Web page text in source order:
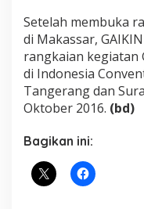
Setelah membuka
di Makassar,
rangkaian kegiatan
di Indonesia
Tangerang dan
Oktober 2016. (bd)
Bagikan ini: